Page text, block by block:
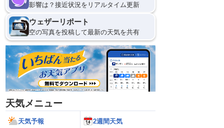
影響は？接近状況をリアルタイム更新
ウェザーリポート
空の写真を投稿して最新の天気を共有
天気メニュー
天気予報 2週間天気